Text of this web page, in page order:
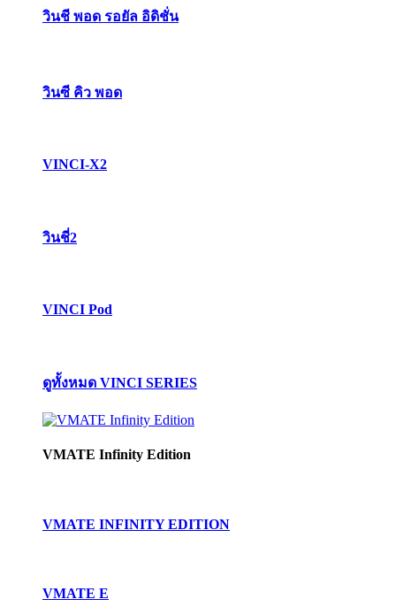
วินชี พอด รอยัล อิดิชั่น
วินซี คิว พอด
VINCI-X2
วินชี่2
VINCI Pod
ดูทั้งหมด VINCI SERIES
VMATE Infinity Edition
VMATE INFINITY EDITION
VMATE E